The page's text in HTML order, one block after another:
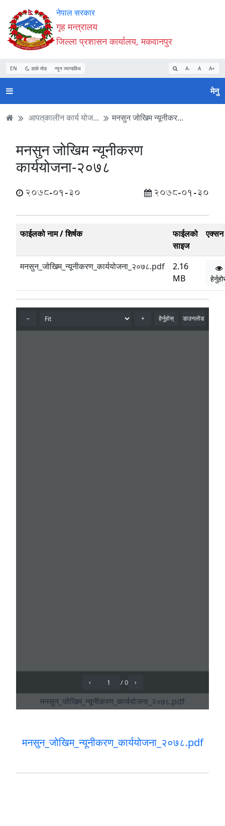
Accessibility
Mode
सुरु
गर्नुहोस्
सामाग्री
पढ्नुहाेस्
नेभिगेसन
पढ्नुहाेस्
वेबसाइट
खोजमा
जानुहोस्
नेपाल सरकार
गृह मन्त्रालय
जिल्ला प्रशासन कार्यालय, मकवानपुर
EN डार्क मोड न्यून व्यान्डविथ A- A A+
मेनु
आपत्‌कालीन कार्य योज... मनसुन जोखिम न्यूनीकर...
मनसुन जोखिम न्यूनीकरण
कार्ययोजना-२०७८
2078-01-30 2078-01-30
फाईलको नाम / शिर्षक
फाईलको
साइज
एक्सन
मनसुन_जोखिम_न्यूनीकरण_कार्ययोजना_२०७८.pdf
2.16
MB
मनसुन_जोखिम_न्यूनीकरण_कार्ययोजना_२०७८.pdf